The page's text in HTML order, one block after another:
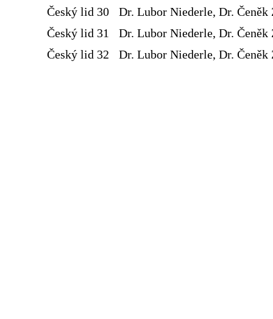
Český lid 30
Dr. Lubor Niederle, Dr. Čeněk
Český lid 31
Dr. Lubor Niederle, Dr. Čeněk
Český lid 32
Dr. Lubor Niederle, Dr. Čeněk